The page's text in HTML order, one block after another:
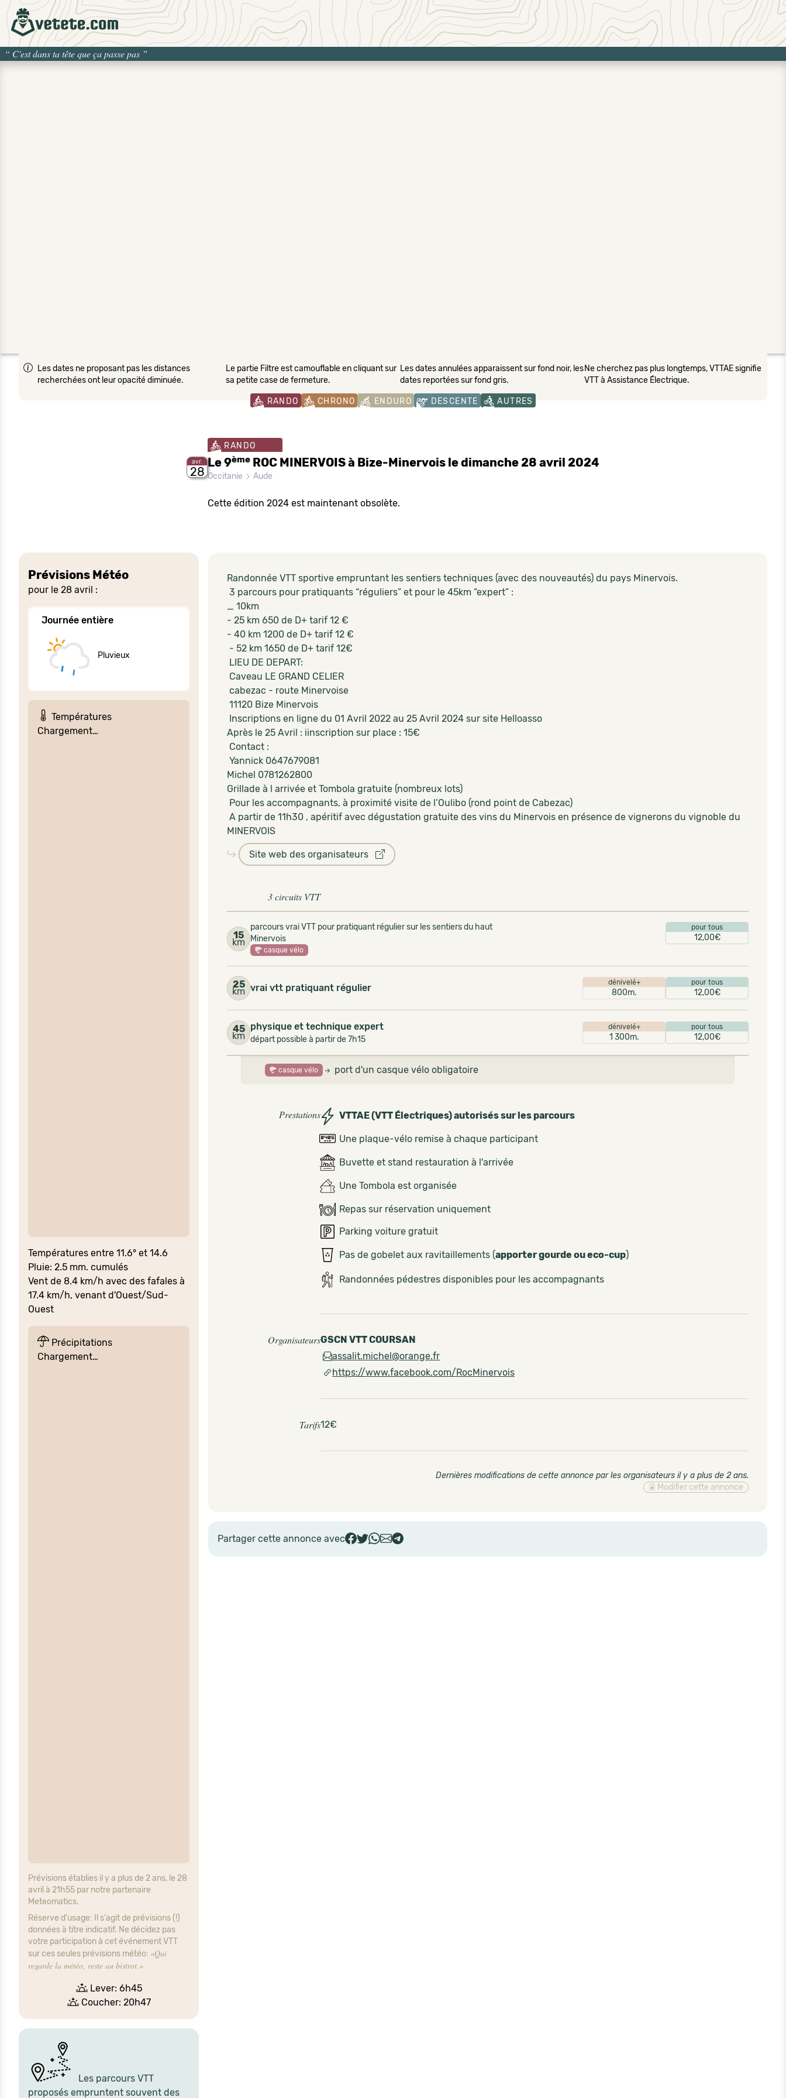
“ C'est dans ta tête que ça passe pas ”
Les dates ne proposant pas les distances
recherchées ont leur opacité diminuée.
Le partie Filtre est camouflable en cliquant sur
sa petite case de fermeture.
Les dates annulées apparaissent sur fond noir, les
dates reportées sur fond gris.
Ne cherchez pas plus longtemps, VTTAE signifie
VTT à Assistance Électrique.
RANDO CHRONO ENDURO DESCENTE AUTRES
avr.
28
RANDO
Le 9ème ROC MINERVOIS à Bize-Minervois le dimanche 28 avril 2024
Occitanie Aude
Cette édition 2024 est maintenant obsolète.
Prévisions Météo
pour le 28 avril :
Journée entière
Pluvieux
Températures
Chargement…
Températures entre 11.6° et 14.6
Pluie: 2.5 mm. cumulés
Vent de 8.4 km/h avec des fafales à
17.4 km/h, venant d'Ouest/Sud-
Ouest
Précipitations
Chargement…
Prévisions établies il y a plus de 2 ans, le 28
avril à 21h55 par notre partenaire
Meteomatics.
Réserve d'usage: Il s'agit de prévisions (!)
données à titre indicatif. Ne décidez pas
votre participation à cet événement VTT
sur ces seules prévisions météo: «Qui
regarde la météo, reste au bistrot.»
Lever: 6h45
Coucher: 20h47
Les parcours VTT
proposés empruntent souvent des
Randonnée VTT sportive empruntant les sentiers techniques (avec des nouveautés) du pays Minervois.
3 parcours pour pratiquants “réguliers” et pour le 45km “expert” :
_ 10km
- 25 km 650 de D+ tarif 12 €
- 40 km 1200 de D+ tarif 12 €
- 52 km 1650 de D+ tarif 12€
LIEU DE DEPART:
Caveau LE GRAND CELIER
cabezac - route Minervoise
11120 Bize Minervois
Inscriptions en ligne du 01 Avril 2022 au 25 Avril 2024 sur site Helloasso
Après le 25 Avril : iinscription sur place : 15€
Contact :
Yannick 0647679081
Michel 0781262800
Grillade à l arrivée et Tombola gratuite (nombreux lots)
Pour les accompagnants, à proximité visite de l’Oulibo (rond point de Cabezac)
A partir de 11h30 , apéritif avec dégustation gratuite des vins du Minervois en présence de vignerons du vignoble du
MINERVOIS
Site web des organisateurs
3 circuits VTT
15
km
parcours vrai VTT pour pratiquant régulier sur les sentiers du haut
Minervois
pour tous
12,00€
casque vélo
25
km vrai vtt pratiquant régulier dénivelé+
800m.
pour tous
12,00€
45
km
physique et technique expert
départ possible à partir de 7h15
dénivelé+
1 300m.
pour tous
12,00€
casque vélo port d'un casque vélo obligatoire
Prestations VTTAE (VTT Électriques) autorisés sur les parcours
Une plaque-vélo remise à chaque participant
Buvette et stand restauration à l'arrivée
Une Tombola est organisée
Repas sur réservation uniquement
Parking voiture gratuit
Pas de gobelet aux ravitaillements (apporter gourde ou eco-cup)
Randonnées pédestres disponibles pour les accompagnants
OrganisateursGSCN VTT COURSAN
assalit.michel@orange.fr
https://www.facebook.com/RocMinervois
Tarifs12€
Dernières modifications de cette annonce par les organisateurs il y a plus de 2 ans.
Modifier cette annonce
Partager cette annonce avec